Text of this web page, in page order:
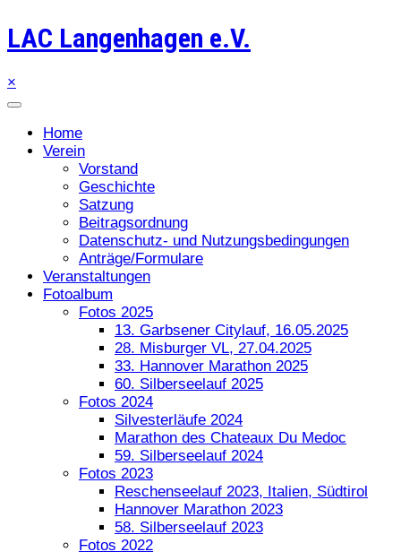
LAC Langenhagen e.V.
×
Home
Verein
Vorstand
Geschichte
Satzung
Beitragsordnung
Datenschutz- und Nutzungsbedingungen
Anträge/Formulare
Veranstaltungen
Fotoalbum
Fotos 2025
13. Garbsener Citylauf, 16.05.2025
28. Misburger VL, 27.04.2025
33. Hannover Marathon 2025
60. Silberseelauf 2025
Fotos 2024
Silvesterläufe 2024
Marathon des Chateaux Du Medoc
59. Silberseelauf 2024
Fotos 2023
Reschenseelauf 2023, Italien, Südtirol
Hannover Marathon 2023
58. Silberseelauf 2023
Fotos 2022